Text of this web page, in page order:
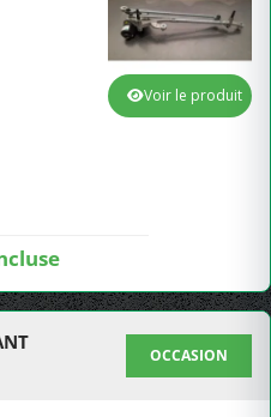
Voir le produit
OCCASION